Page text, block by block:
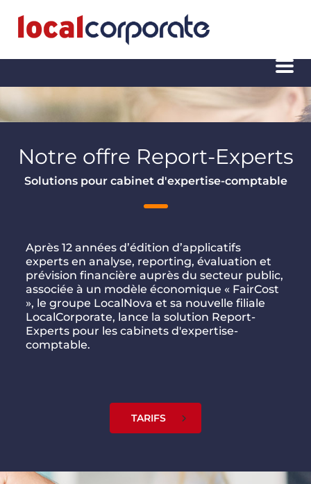
Notre offre Report-Experts
Solutions pour cabinet d'expertise-comptable
Après 12 années d’édition d’applicatifs
experts en analyse, reporting, évaluation et
prévision financière auprès du secteur public,
associée à un modèle économique « FairCost
», le groupe LocalNova et sa nouvelle filiale
LocalCorporate, lance la solution Report-
Experts pour les cabinets d'expertise-
comptable.
TARIFS